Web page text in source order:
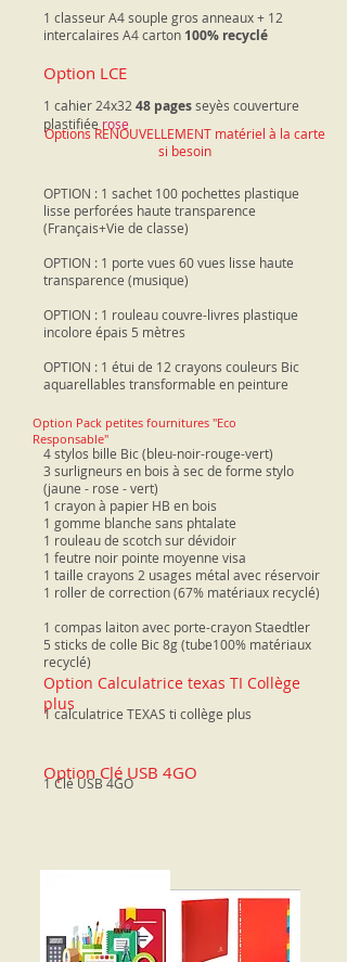
Options RENOUVELLEMENT matériel à la carte
si besoin
Option Pack petites fournitures "Eco
Responsable"
Option Calculatrice texas TI Collège
plus
Option LCE
Option Clé USB 4GO
1 classeur​ A4 souple gros anneaux + 12
intercalaires A4 carton 100% recyclé
1 cahier 24x3248 pagesseyès couverture
plastifiée rose
OPTION : 1 sachet 100 pochettes plastique
lisse perforées haute transparence
(Français+Vie de classe)
OPTION : 1 porte vues 60 vues lisse haute
transparence (musique)
OPTION : 1 rouleau couvre-livres plastique
incolore épais 5 mètres
OPTION : 1 étui de 12 crayons couleurs Bic
aquarellables transformable en peinture
4 stylos bille Bic (bleu-noir-rouge-vert)
3 surligneurs en bois à sec de forme stylo
(jaune - rose - vert)
1 crayon à papier HB en bois
1 gomme blanche sans phtalate
1 rouleau de scotch sur dévidoir
1 feutre noir pointe moyenne visa
1 taille crayons 2 usages métal avec réservoir
1 roller de correction (67% matériaux recyclé)
1 compas laiton avec porte-crayon Staedtler
5 sticks de colle Bic 8g (tube100% matériaux
recyclé)
1 calculatrice TEXAS ti collège plus
1 Clé USB 4GO